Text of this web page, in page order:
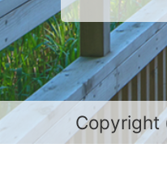
Copyright